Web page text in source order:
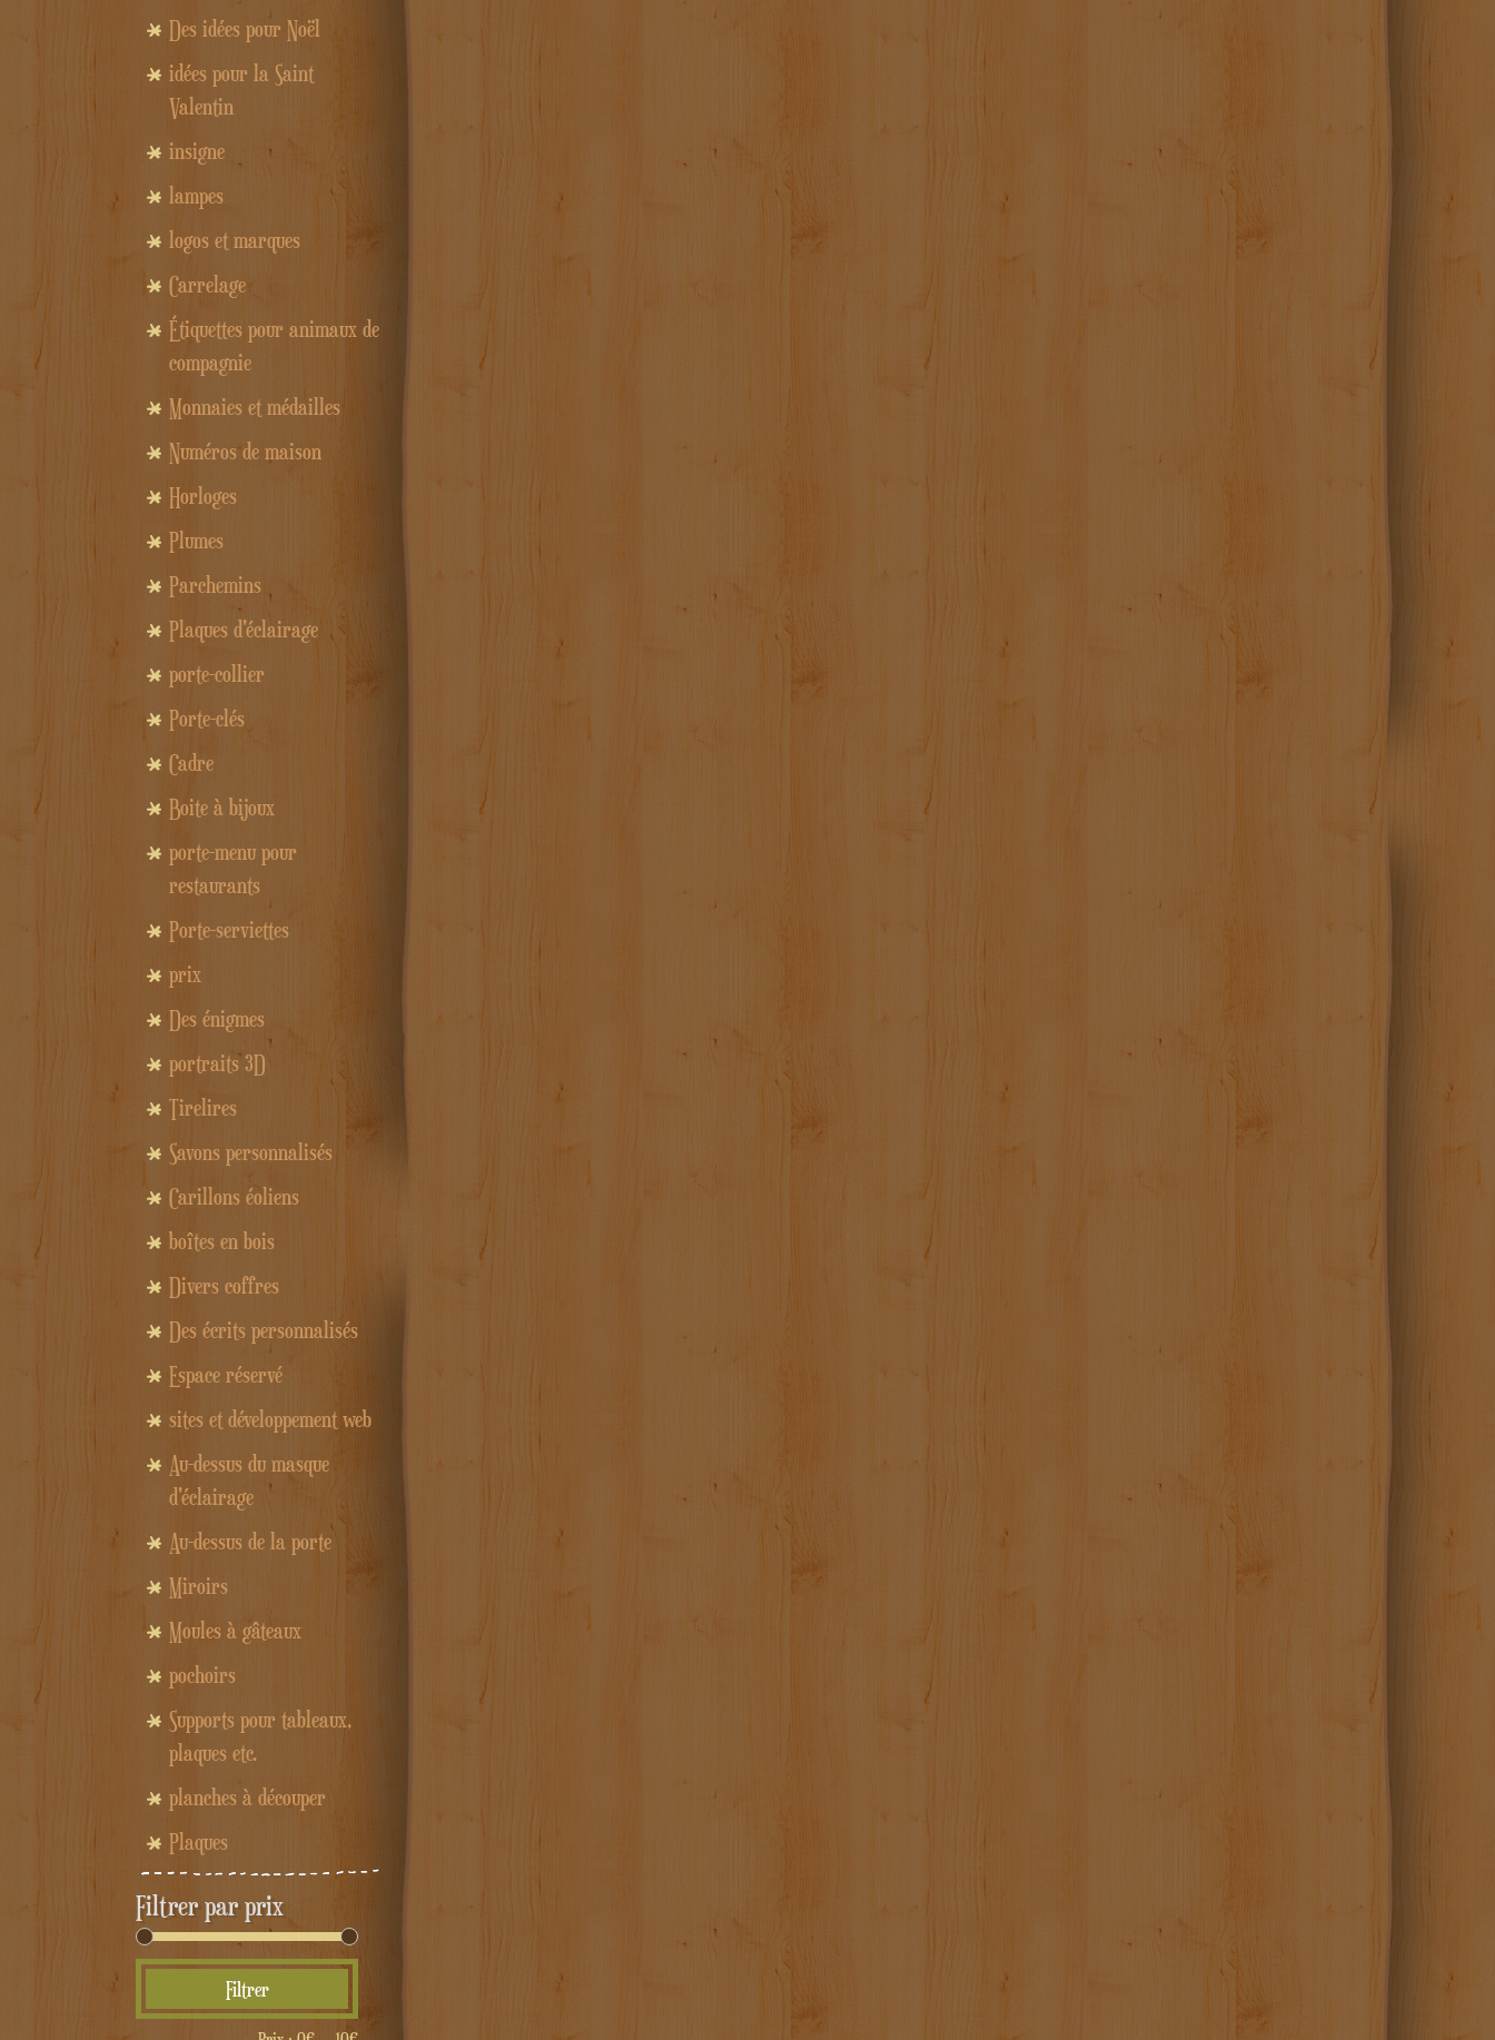
Des idées pour Noël
idées pour la Saint
Valentin
insigne
lampes
logos et marques
Carrelage
Étiquettes pour animaux de
compagnie
Monnaies et médailles
Numéros de maison
Horloges
Plumes
Parchemins
Plaques d'éclairage
porte-collier
Porte-clés
Cadre
Boite à bijoux
porte-menu pour
restaurants
Porte-serviettes
prix
Des énigmes
portraits 3D
Tirelires
Savons personnalisés
Carillons éoliens
boîtes en bois
Divers coffres
Des écrits personnalisés
Espace réservé
sites et développement web
Au-dessus du masque
d'éclairage
Au-dessus de la porte
Miroirs
Moules à gâteaux
pochoirs
Supports pour tableaux,
plaques etc.
planches à découper
Plaques
Filtrer par prix
min
max
Filtrer